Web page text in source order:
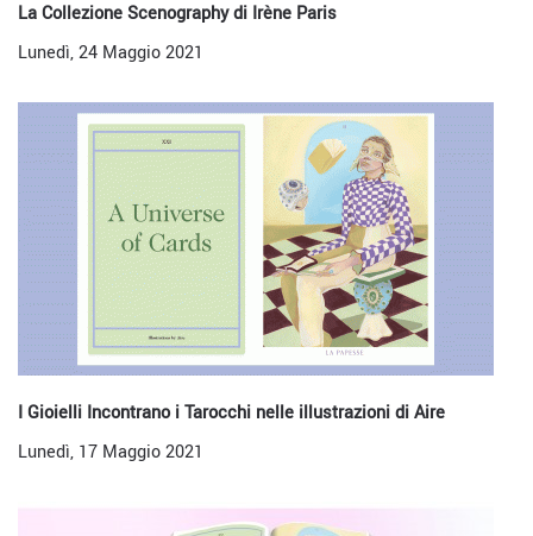
La Collezione Scenography di Irène Paris
Lunedì, 24 Maggio 2021
I Gioielli Incontrano i Tarocchi nelle illustrazioni di Aire
Lunedì, 17 Maggio 2021